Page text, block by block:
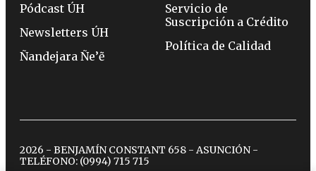
Pódcast ÚH
Newsletters ÚH
Ñandejara Ñe’ẽ
Servicio de
Suscripción a Crédito
Política de Calidad
2026 - BENJAMÍN CONSTANT 658 - ASUNCIÓN -
TELÉFONO: (0994) 715 715